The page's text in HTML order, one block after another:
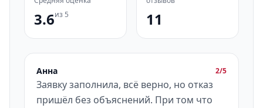
3.6из 5 11
Анна 2/5
Заявку заполнила, всё верно, но отказ
пришёл без объяснений. При том что